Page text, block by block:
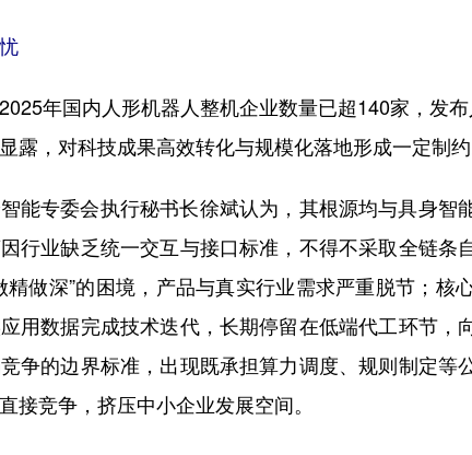
年国内人形机器人整机企业数量已超140家，发布
露，对科技成果高效转化与规模化落地形成一定制约
专委会执行秘书长徐斌认为，其根源均与具身智
行业缺乏统一交互与接口标准，不得不采取全链条
精做深”的困境，产品与真实行业需求严重脱节；核
用数据完成技术迭代，长期停留在低端代工环节，
争的边界标准，出现既承担算力调度、规则制定等
接竞争，挤压中小企业发展空间。